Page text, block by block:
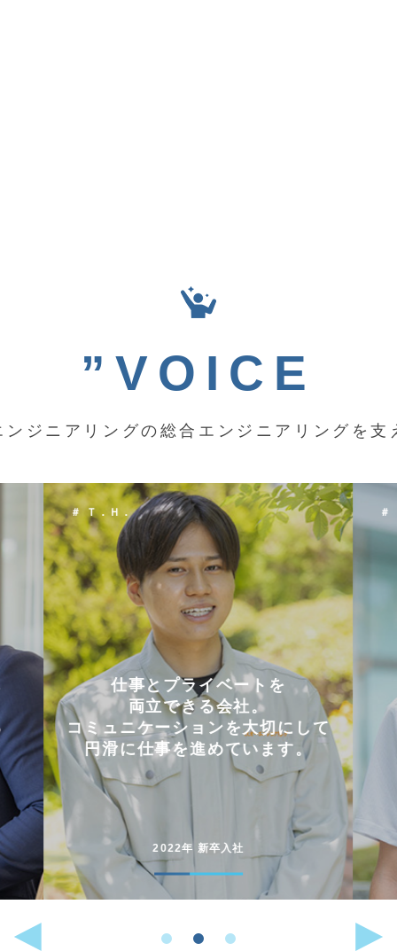
”VOICE
ンジニアリングの総合エンジニアリングを支
て
＃ Ｋ．Ｙ．
会社を選んだ理由は
「これまでに働いた経験が
いかせるから」。
能動的に行動することが
好きな人には
向いている仕事です。
2022年 中途入社
＃